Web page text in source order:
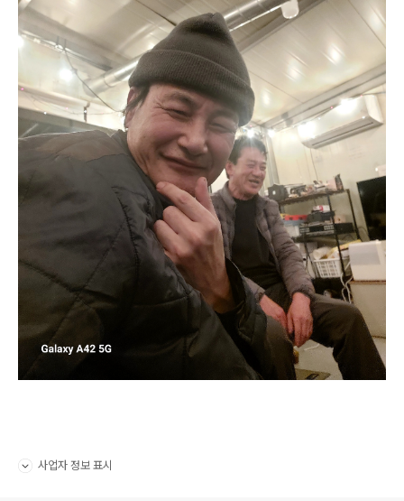
사업자 정보 표시